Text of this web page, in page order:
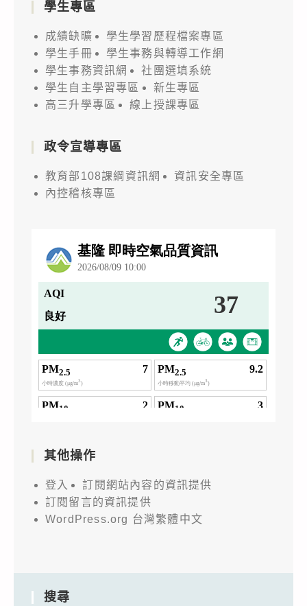
學生專區
成績缺曠
學生學習歷程檔案專區
學生手冊
學生事務與轉導工作網
學生事務資訊網
社團選填系統
學生自主學習專區
新生專區
高三升學專區
線上授課專區
政令宣導專區
教育部108課綱資訊網
資訊安全專區
內控稽核專區
其他操作
登入
訂閱網站內容的資訊提供
訂閱留言的資訊提供
WordPress.org 台灣繁體中文
搜尋